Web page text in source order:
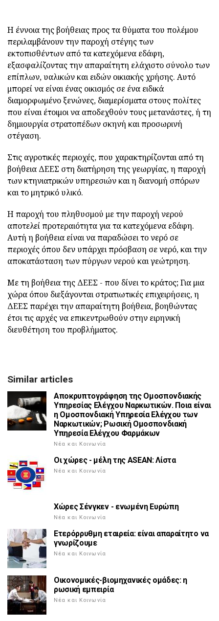
Η έννοια της βοήθειας προς τα θύματα του πολέμου
περιλαμβάνουν την παροχή στέγης των
εκτοπισθέντων από τα κατεχόμενα εδάφη,
εξασφαλίζοντας την απαραίτητη ελάχιστο σύνολο των
επίπλων, υαλικών και ειδών οικιακής χρήσης. Αυτό
μπορεί να είναι ένας οικισμός σε ένα ειδικά
διαμορφωμένο ξενώνες, διαμερίσματα στους πολίτες
που είναι έτοιμοι να αποδεχθούν τους μετανάστες, ή τη
δημιουργία στρατοπέδων σκηνή και προσωρινή
στέγαση.
Στις αγροτικές περιοχές, που χαρακτηρίζονται από τη
βοήθεια ΔΕΕΣ στη διατήρηση της γεωργίας, η παροχή
των κτηνιατρικών υπηρεσιών και η διανομή σπόρων
και το μητρικό υλικό.
Η παροχή του πληθυσμού με την παροχή νερού
αποτελεί προτεραιότητα για τα κατεχόμενα εδάφη.
Αυτή η βοήθεια είναι να παραδώσει το νερό σε
περιοχές όπου δεν υπάρχει πρόσβαση σε νερό, και την
αποκατάσταση των πύργων νερού και γεώτρηση.
Με τη βοήθεια της ΔΕΕΣ - που δίνει το κράτος; Για μια
χώρα όπου διεξάγονται στρατιωτικές επιχειρήσεις, η
ΔΕΕΣ παρέχει την απαραίτητη βοήθεια, βοηθώντας
έτσι τις αρχές να επικεντρωθούν στην ειρηνική
διευθέτηση του προβλήματος.
Similar articles
Αποκρυπτογράφηση της Ομοσπονδιακής
Υπηρεσίας Ελέγχου Ναρκωτικών. Ποια είναι
η Ομοσπονδιακή Υπηρεσία Ελέγχου των
Ναρκωτικών; Ρωσική Ομοσπονδιακή
Υπηρεσία Ελέγχου Φαρμάκων
Νέα και Κοινωνία
Οι χώρες - μέλη της ASEAN: Λίστα
Νέα και Κοινωνία
Χώρες Σένγκεν - ενωμένη Ευρώπη
Νέα και Κοινωνία
Ετερόρρυθμη εταιρεία: είναι απαραίτητο να
γνωρίζουμε
Νέα και Κοινωνία
Οικονομικές-βιομηχανικές ομάδες: η
ρωσική εμπειρία
Νέα και Κοινωνία